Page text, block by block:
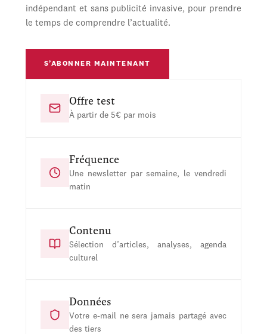
indépendant et sans publicité invasive, pour prendre
le temps de comprendre l’actualité.
S’ABONNER MAINTENANT
Offre test
À partir de 5€ par mois
Fréquence
Une newsletter par semaine, le vendredi
matin
Contenu
Sélection d’articles, analyses, agenda
culturel
Données
Votre e-mail ne sera jamais partagé avec
des tiers